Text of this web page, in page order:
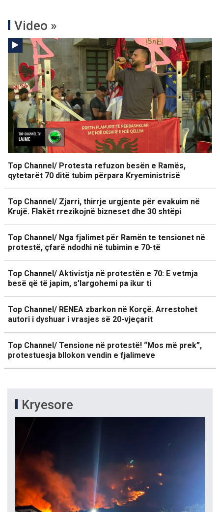
Video »
Top Channel/ Protesta refuzon besën e Ramës,
qytetarët 70 ditë tubim përpara Kryeministrisë
Top Channel/ Zjarri, thirrje urgjente për evakuim në
Krujë. Flakët rrezikojnë bizneset dhe 30 shtëpi
Top Channel/ Nga fjalimet për Ramën te tensionet në
protestë, çfarë ndodhi në tubimin e 70-të
Top Channel/ Aktivistja në protestën e 70: E vetmja
besë që të japim, s’largohemi pa ikur ti
Top Channel/ RENEA zbarkon në Korçë. Arrestohet
autori i dyshuar i vrasjes së 20-vjeçarit
Top Channel/ Tensione në protestë! “Mos më prek”,
protestuesja bllokon vendin e fjalimeve
Kryesore